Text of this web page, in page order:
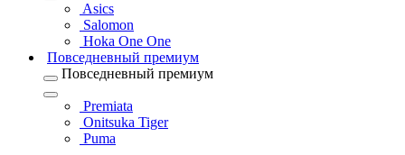
Asics
Salomon
Hoka One One
Повседневный премиум
Повседневный премиум
Premiata
Onitsuka Tiger
Puma